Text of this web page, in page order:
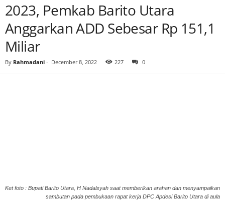
2023, Pemkab Barito Utara
Anggarkan ADD Sebesar Rp 151,1
Miliar
By Rahmadani - December 8, 2022 227 0
Ket foto : Bupati Barito Utara, H Nadalsyah saat memberikan arahan dan menyampaikan
sambutan pada pembukaan rapat kerja DPC Apdesi Barito Utara di aula